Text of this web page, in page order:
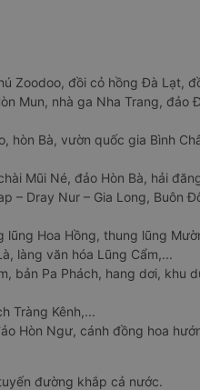
Zoodoo, đồi cỏ hồng Đà Lạt,
Mun, nhà ga Nha Trang, đảo
hòn Bà, vườn quốc gia Bình
Mũi Né, đảo Hòn Bà, hải
– Dray Nur – Gia Long, Buôn
Hoa Hồng, thung lũng
làng văn hóa Lũng Cẩm,...
bản Pa Phách, hang dơi, khu
Tràng Kênh,...
Hòn Ngư, cánh đồng hoa
đường khắp cả nước.